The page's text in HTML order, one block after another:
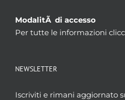
ModalitÃ di accesso
Per tutte le informazioni
NEWSLETTER
Iscriviti e rimani aggiornato